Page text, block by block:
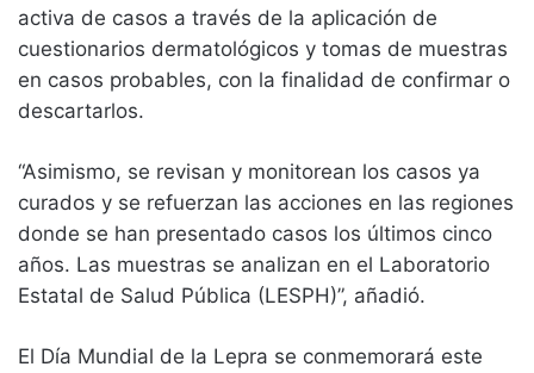
activa de casos a través de la aplicación de
cuestionarios dermatológicos y tomas de muestras
en casos probables, con la finalidad de confirmar o
descartarlos.
“Asimismo, se revisan y monitorean los casos ya
curados y se refuerzan las acciones en las regiones
donde se han presentado casos los últimos cinco
años. Las muestras se analizan en el Laboratorio
Estatal de Salud Pública (LESPH)”, añadió.
El Día Mundial de la Lepra se conmemorará este